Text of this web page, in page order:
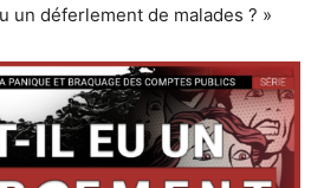
un déferlement de malades ? »